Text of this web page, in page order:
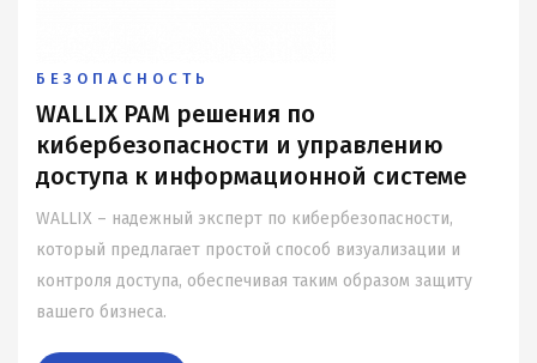
БЕЗОПАСНОСТЬ
WALLIX PAM решения по
кибербезопасности и управлению
доступа к информационной системе
WALLIX – надежный эксперт по кибербезопасности,
который предлагает простой способ визуализации и
контроля доступа, обеспечивая таким образом защиту
вашего бизнеса.